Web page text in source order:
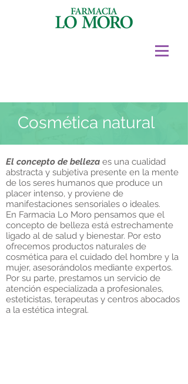
Cosmética natural
El concepto de belleza es una cualidad
abstracta y subjetiva presente en la mente
de los seres humanos que produce un
placer intenso, y proviene de
manifestaciones sensoriales o ideales.
En Farmacia Lo Moro pensamos que el
concepto de belleza está estrechamente
ligado al de salud y bienestar. Por esto
ofrecemos productos naturales de
cosmética para el cuidado del hombre y la
mujer, asesorándolos mediante expertos.
Por su parte, prestamos un servicio de
atención especializada a profesionales,
esteticistas, terapeutas y centros abocados
a la estética integral.